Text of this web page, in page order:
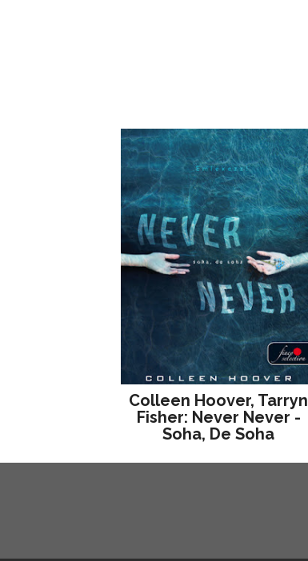
Colleen Hoover, Tarryn
Fisher: Never Never -
Soha, De Soha